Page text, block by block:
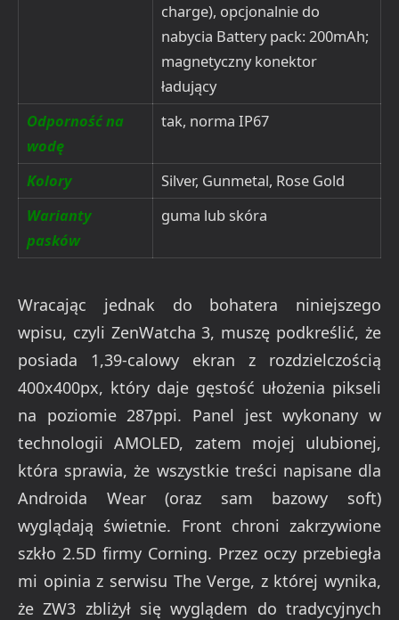
charge), opcjonalnie do
nabycia Battery pack: 200mAh;
magnetyczny konektor
ładujący
Odporność na
wodę
tak, norma IP67
Kolory
Silver, Gunmetal, Rose Gold
Warianty
pasków
guma lub skóra
Wracając jednak do bohatera niniejszego
wpisu, czyli ZenWatcha 3, muszę podkreślić, że
posiada 1,39-calowy ekran z rozdzielczością
400x400px, który daje gęstość ułożenia pikseli
na poziomie 287ppi. Panel jest wykonany w
technologii AMOLED, zatem mojej ulubionej,
która sprawia, że wszystkie treści napisane dla
Androida Wear (oraz sam bazowy soft)
wyglądają świetnie. Front chroni zakrzywione
szkło 2.5D firmy Corning. Przez oczy przebiegła
mi opinia z serwisu The Verge, z której wynika,
że ZW3 zbliżył się wyglądem do tradycyjnych